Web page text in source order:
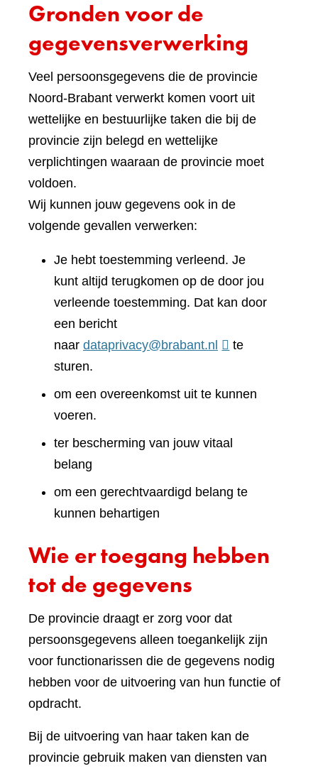
Gronden voor de
gegevensverwerking
Veel persoonsgegevens die de provincie
Noord-Brabant verwerkt komen voort uit
wettelijke en bestuurlijke taken die bij de
provincie zijn belegd en wettelijke
verplichtingen waaraan de provincie moet
voldoen.
Wij kunnen jouw gegevens ook in de
volgende gevallen verwerken:
Je hebt toestemming verleend. Je
kunt altijd terugkomen op de door jou
verleende toestemming. Dat kan door
een bericht
naar dataprivacy@brabant.nl
te
sturen.
om een overeenkomst uit te kunnen
voeren.
ter bescherming van jouw vitaal
belang
om een gerechtvaardigd belang te
kunnen behartigen
Wie er toegang hebben
tot de gegevens
De provincie draagt er zorg voor dat
persoonsgegevens alleen toegankelijk zijn
voor functionarissen die de gegevens nodig
hebben voor de uitvoering van hun functie of
opdracht.
Bij de uitvoering van haar taken kan de
provincie gebruik maken van diensten van